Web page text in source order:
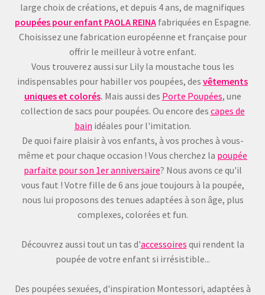
large choix de créations, et depuis 4 ans, de magnifiques
poupées pour enfant PAOLA REINAfabriquées en Espagne.
Choisissez une fabrication européenne et française pour
offrir le meilleur à votre enfant.
Vous trouverez aussi sur Lily la moustache tous les
indispensables pour habiller vos poupées, des vêtements
uniques et colorés. Mais aussi des Porte Poupées, une
collection de sacs pour poupées. Ou encore des capes de
bain idéales pour l'imitation.
De quoi faire plaisir à vos enfants, à vos proches à vous-
même et pour chaque occasion ! Vous cherchez la poupée
parfaite pour son 1er anniversaire? Nous avons ce qu'il
vous faut ! Votre fille de 6 ans joue toujours à la poupée,
nous lui proposons des tenues adaptées à son âge, plus
complexes, colorées et fun.
Découvrez aussi tout un tas d'accessoires qui rendent la
poupée de votre enfant si irrésistible...
Des poupées sexuées, d'inspiration Montessori, adaptées à